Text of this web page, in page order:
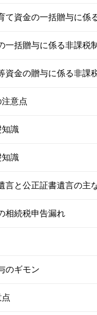
て資金の一括贈与に係
一括贈与に係る非課税
資金の贈与に係る非課
意点
知識
知識
言と公正証書遺言の主
相続税申告漏れ
のギモン